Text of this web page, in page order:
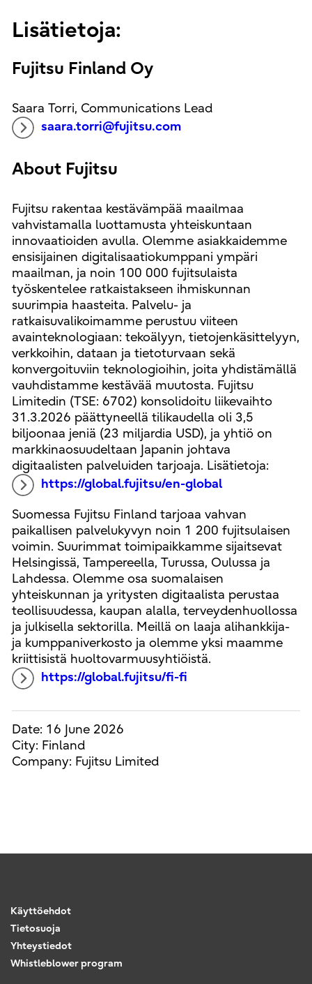
Lisätietoja:
Fujitsu Finland Oy
Saara Torri, Communications Lead
saara.torri@fujitsu.com
About Fujitsu
Fujitsu rakentaa kestävämpää maailmaa
vahvistamalla luottamusta yhteiskuntaan
innovaatioiden avulla. Olemme asiakkaidemme
ensisijainen digitalisaatiokumppani ympäri
maailman, ja noin 100 000 fujitsulaista
työskentelee ratkaistakseen ihmiskunnan
suurimpia haasteita. Palvelu- ja
ratkaisuvalikoimamme perustuu viiteen
avainteknologiaan: tekoälyyn, tietojenkäsittelyyn,
verkkoihin, dataan ja tietoturvaan sekä
konvergoituviin teknologioihin, joita yhdistämällä
vauhdistamme kestävää muutosta. Fujitsu
Limitedin (TSE: 6702) konsolidoitu liikevaihto
31.3.2026 päättyneellä tilikaudella oli 3,5
biljoonaa jeniä (23 miljardia USD), ja yhtiö on
markkinaosuudeltaan Japanin johtava
digitaalisten palveluiden tarjoaja. Lisätietoja:
https://global.fujitsu/en-global
Suomessa Fujitsu Finland tarjoaa vahvan
paikallisen palvelukyvyn noin 1 200 fujitsulaisen
voimin. Suurimmat toimipaikkamme sijaitsevat
Helsingissä, Tampereella, Turussa, Oulussa ja
Lahdessa. Olemme osa suomalaisen
yhteiskunnan ja yritysten digitaalista perustaa
teollisuudessa, kaupan alalla, terveydenhuollossa
ja julkisella sektorilla. Meillä on laaja alihankkija-
ja kumppaniverkosto ja olemme yksi maamme
kriittisistä huoltovarmuusyhtiöistä.
https://global.fujitsu/fi-fi
Date: 16 June 2026
City: Finland
Company: Fujitsu Limited
Käyttöehdot
Tietosuoja
Yhteystiedot
Whistleblower program